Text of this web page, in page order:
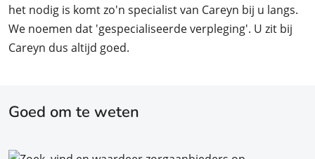
het nodig is komt zo'n specialist van Careyn bij u langs.
We noemen dat 'gespecialiseerde verpleging'. U zit bij
Careyn dus altijd goed.
Goed om te weten